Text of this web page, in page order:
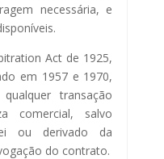
necessária, e
Act de 1925,
em 1957 e 1970,
transação
comercial, salvo
ou derivado da
do contrato.